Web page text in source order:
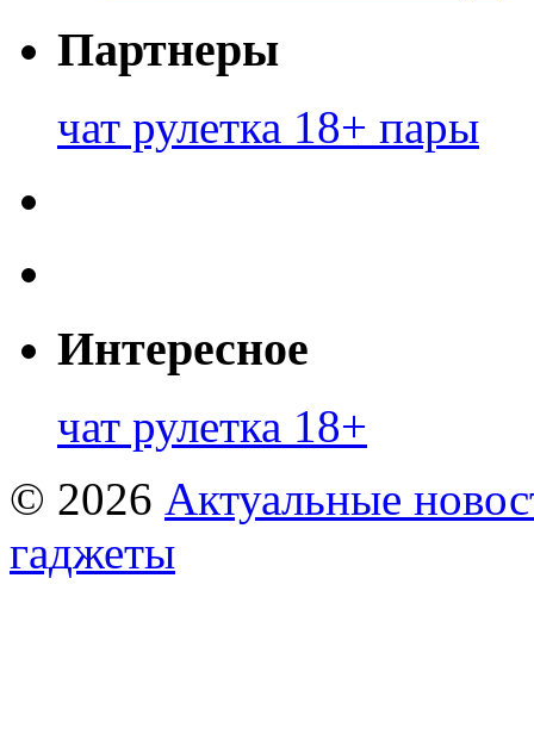
Партнеры
чат рулетка 18+ пары
Интересное
чат рулетка 18+
© 2026 Актуальные
гаджеты